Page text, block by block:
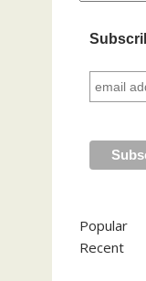
Popular
Recent